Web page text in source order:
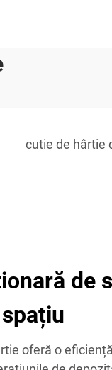
cutie de hârtie
de
oferă o